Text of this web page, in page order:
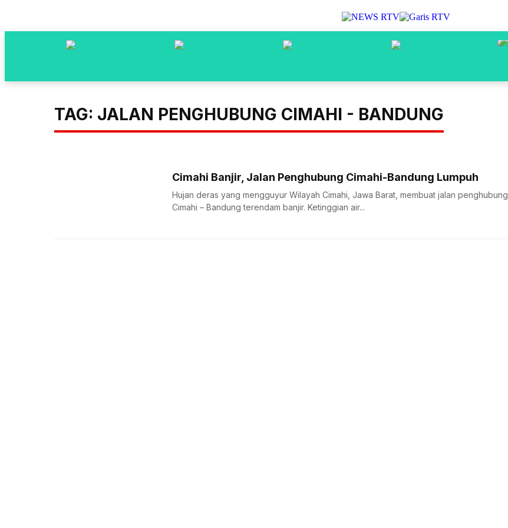
TAG: JALAN PENGHUBUNG CIMAHI - BANDUNG
Cimahi Banjir, Jalan Penghubung Cimahi-Bandung Lumpuh
Hujan deras yang mengguyur Wilayah Cimahi, Jawa Barat, membuat jalan penghubung
Cimahi – Bandung terendam banjir. Ketinggian air...